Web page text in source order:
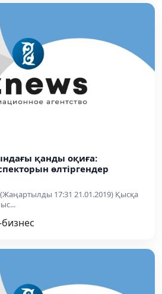
қанды оқиға:
өлтіргендер
17:31 21.01.2019) Қысқа